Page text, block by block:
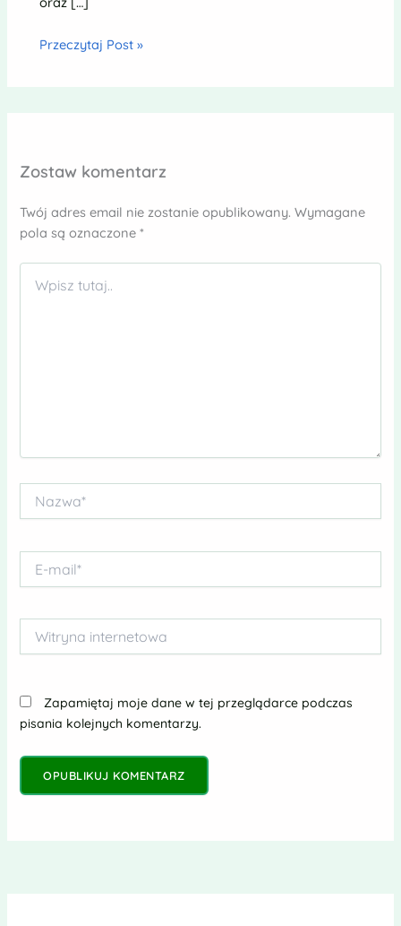
Przeczytaj Post »
Zostaw komentarz
Twój adres email nie zostanie opublikowany. Wymagane
pola są oznaczone*
Wpisz
tutaj..
mail*
internetowa
Zapamiętaj moje dane w tej przeglądarce podczas
pisania kolejnych komentarzy.